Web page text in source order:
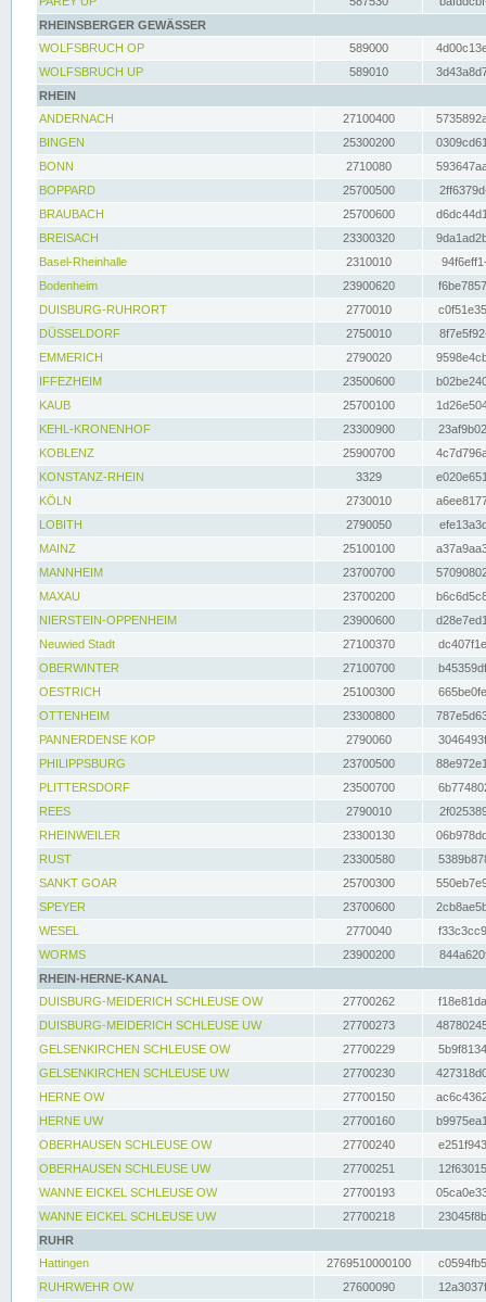
RHEINSBERGER GEWÄSSER
WOLFSBRUCH OP
589000
WOLFSBRUCH UP
589010
RHEIN
ANDERNACH
27100400
BINGEN
25300200
BONN
2710080
BOPPARD
25700500
BRAUBACH
25700600
BREISACH
23300320
Basel-Rheinhalle
2310010
Bodenheim
23900620
DUISBURG-RUHRORT
2770010
DÜSSELDORF
2750010
EMMERICH
2790020
IFFEZHEIM
23500600
KAUB
25700100
KEHL-KRONENHOF
23300900
KOBLENZ
25900700
KONSTANZ-RHEIN
3329
KÖLN
2730010
LOBITH
2790050
MAINZ
25100100
MANNHEIM
23700700
MAXAU
23700200
NIERSTEIN-OPPENHEIM
23900600
Neuwied Stadt
27100370
OBERWINTER
27100700
OESTRICH
25100300
OTTENHEIM
23300800
PANNERDENSE KOP
2790060
PHILIPPSBURG
23700500
PLITTERSDORF
23500700
REES
2790010
RHEINWEILER
23300130
RUST
23300580
SANKT GOAR
25700300
SPEYER
23700600
WESEL
2770040
WORMS
23900200
RHEIN-HERNE-KANAL
DUISBURG-MEIDERICH SCHLEUSE OW
27700262
DUISBURG-MEIDERICH SCHLEUSE UW
27700273
GELSENKIRCHEN SCHLEUSE OW
27700229
GELSENKIRCHEN SCHLEUSE UW
27700230
HERNE OW
27700150
HERNE UW
27700160
OBERHAUSEN SCHLEUSE OW
27700240
OBERHAUSEN SCHLEUSE UW
27700251
WANNE EICKEL SCHLEUSE OW
27700193
WANNE EICKEL SCHLEUSE UW
27700218
RUHR
Hattingen
2769510000100
RUHRWEHR OW
27600090